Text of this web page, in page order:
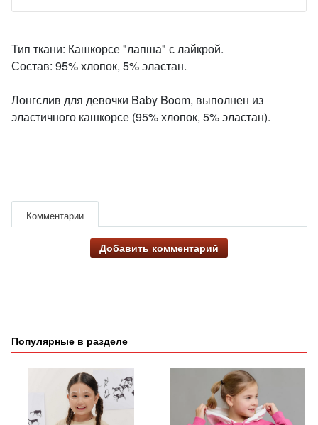
Тип ткани: Кашкорсе "лапша" с лайкрой.
Состав: 95% хлопок, 5% эластан.
Лонгслив для девочки Baby Boom, выполнен из
эластичного кашкорсе (95% хлопок, 5% эластан).
Комментарии
Добавить комментарий
Популярные в разделе